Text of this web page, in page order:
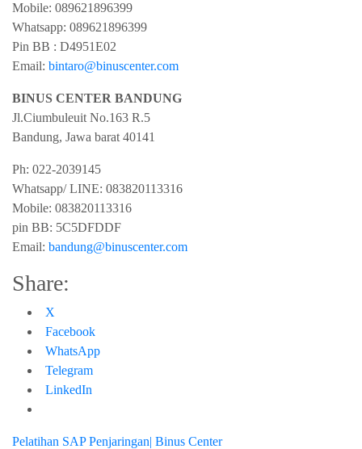
Mobile: 089621896399
Whatsapp: 089621896399
Pin BB : D4951E02
Email: bintaro@binuscenter.com
BINUS CENTER BANDUNG
Jl.Ciumbuleuit No.163 R.5
Bandung, Jawa barat 40141
Ph: 022-2039145
Whatsapp/ LINE: 083820113316
Mobile: 083820113316
pin BB: 5C5DFDDF
Email: bandung@binuscenter.com
Share:
X
Facebook
WhatsApp
Telegram
LinkedIn
Pelatihan SAP Penjaringan| Binus Center